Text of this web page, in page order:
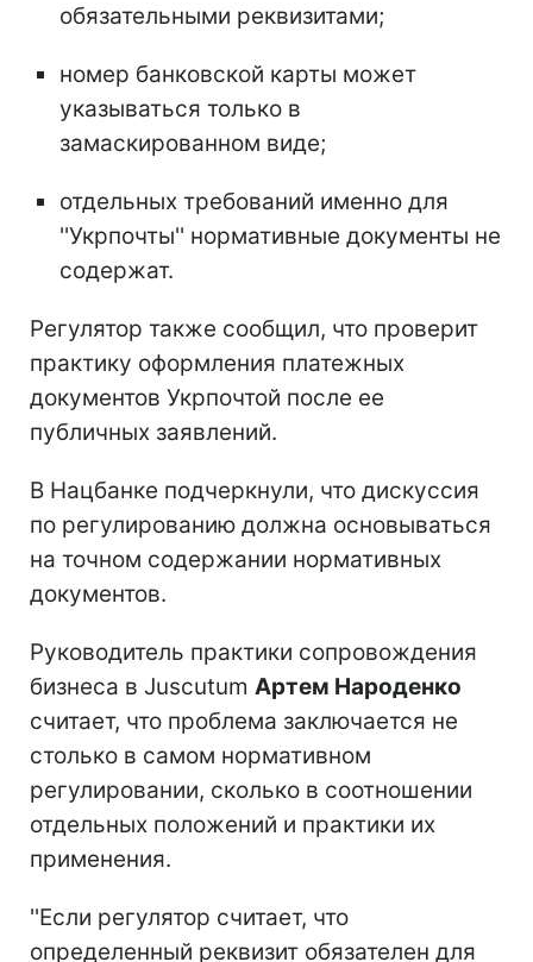
обязательными реквизитами;
номер банковской карты может
указываться только в
замаскированном виде;
отдельных требований именно для
''Укрпочты'' нормативные документы не
содержат.
Регулятор также сообщил, что проверит
практику оформления платежных
документов Укрпочтой после ее
публичных заявлений.
В Нацбанке подчеркнули, что дискуссия
по регулированию должна основываться
на точном содержании нормативных
документов.
Руководитель практики сопровождения
бизнеса в Juscutum Артем Народенко
считает, что проблема заключается не
столько в самом нормативном
регулировании, сколько в соотношении
отдельных положений и практики их
применения.
''Если регулятор считает, что
определенный реквизит обязателен для